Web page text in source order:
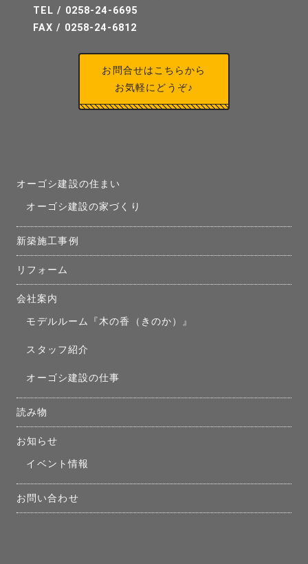
TEL / 0258-24-6695
FAX / 0258-24-6812
お問合せはこちらから
お気軽にどうぞ♪
オーゴシ建設の住まい
オーゴシ建設の家づくり
新築施工事例
リフォーム
会社案内
モデルルーム『木の香（きのか）』
スタッフ紹介
オーゴシ建設の仕事
読み物
お知らせ
イベント情報
お問い合わせ